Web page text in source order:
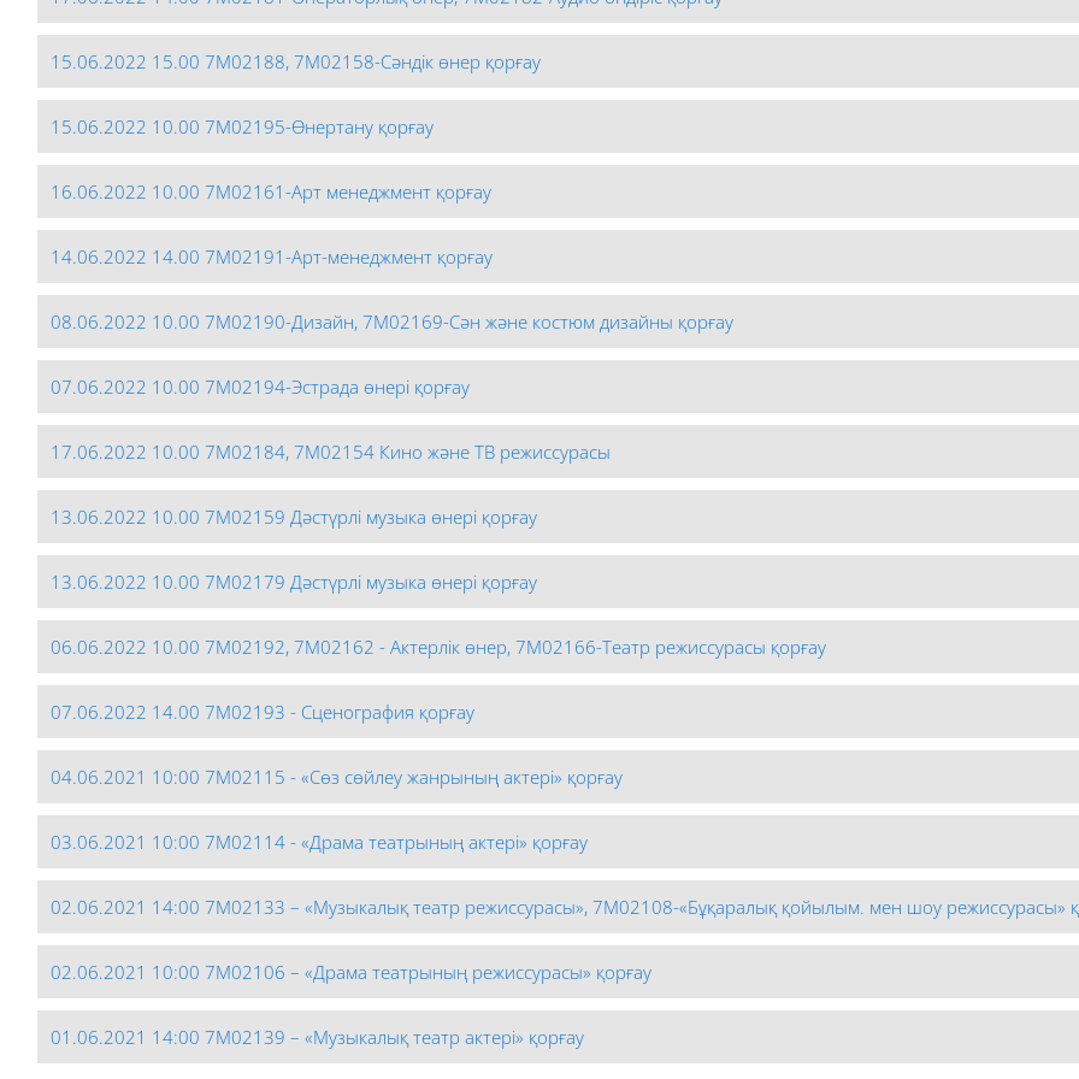
15.06.2022 15.00 7М02188, 7М02158-Сәндік өнер қорғау
15.06.2022 10.00 7М02195-Өнертану қорғау
16.06.2022 10.00 7М02161-Арт менеджмент қорғау
14.06.2022 14.00 7М02191-Арт-менеджмент қорғау
08.06.2022 10.00 7М02190-Дизайн, 7М02169-Сән және костюм дизайны қорғау
07.06.2022 10.00 7М02194-Эстрада өнері қорғау
17.06.2022 10.00 7М02184, 7М02154 Кино және ТВ режиссурасы
13.06.2022 10.00 7М02159 Дәстүрлі музыка өнері қорғау
13.06.2022 10.00 7М02179 Дәстүрлі музыка өнері қорғау
06.06.2022 10.00 7М02192, 7М02162 - Актерлік өнер, 7М02166-Театр режиссурасы қорғау
07.06.2022 14.00 7М02193 - Сценография қорғау
04.06.2021 10:00 7М02115 - «Сөз сөйлеу жанрының актері» қорғау
03.06.2021 10:00 7М02114 - «Драма театрының актері» қорғау
02.06.2021 14:00 7М02133 – «Музыкалық театр режиссурасы», 7М02108-«Бұқаралық қойылым. мен шоу режиссурасы»
02.06.2021 10:00 7М02106 – «Драма театрының режиссурасы» қорғау
01.06.2021 14:00 7М02139 – «Музыкалық театр актері» қорғау